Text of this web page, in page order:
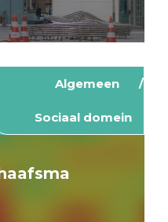
Algemeen
Sociaal domein